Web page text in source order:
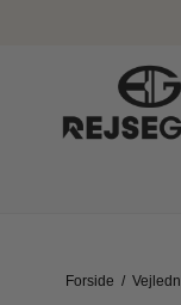
Mellem
Dame
Forside /